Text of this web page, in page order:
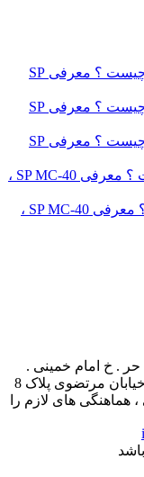
مینی لودر سنوپارس چیست ؟ معرفی SP
مینی لودر سنوپارس چیست ؟ معرفی SP
مینی لودر سنوپارس چیست ؟ معرفی SP
مینی لودر سنوپارس چیست ؟ معرفی SP MC-40 ،
مینی لودر سنوپارس چیست ؟ معرفی SP MC-40 ،
حر . خ امام خمینی .
خیابان کمالی . خیابان اسکندری جنوبی اول خیابان مرتضوی پلاک 8
های لازم را